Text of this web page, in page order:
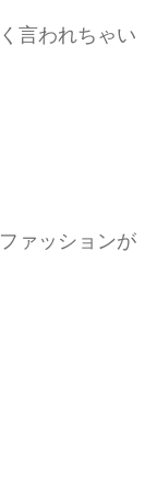
言われちゃい
ァッションが